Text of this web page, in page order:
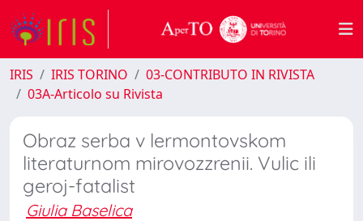
IRIS IRIS TORINO
03-CONTRIBUTO IN RIVISTA
03A-Articolo su Rivista
Obraz serba v lermontovskom
literaturnom mirovozzrenii. Vulic ili
geroj-fatalist
Giulia Baselica